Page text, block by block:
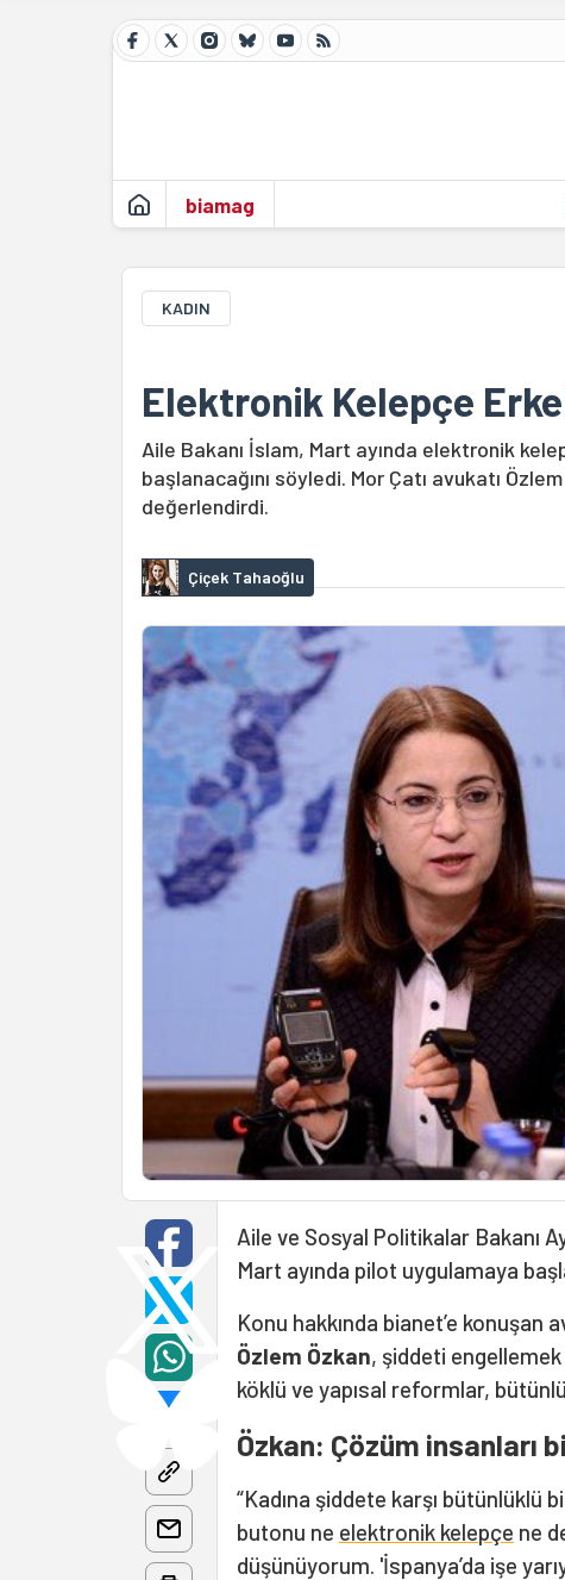
biamag
KADIN
Elektronik Kelepçe
Aile Bakanı İslam, Mart ayında elektronik
başlanacağını söyledi. Mor Çatı avukatı
değerlendirdi.
Çiçek Tahaoğlu
Aile ve Sosyal Politikalar Bakanı
Mart ayında pilot uygulamaya
Konu hakkında bianet’e konuşan
Özlem Özkan, şiddeti
köklü ve yapısal reformlar,
Özkan: Çözüm insanları
“Kadına şiddete karşı bütünlüklü
butonu ne elektronik kelepçe ne
düşünüyorum. 'İspanya’da işe